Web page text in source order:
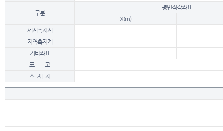
구분
평면직각좌표
X(m)
세계측지계
지역측지계
기타좌표
표 고
소 재 지